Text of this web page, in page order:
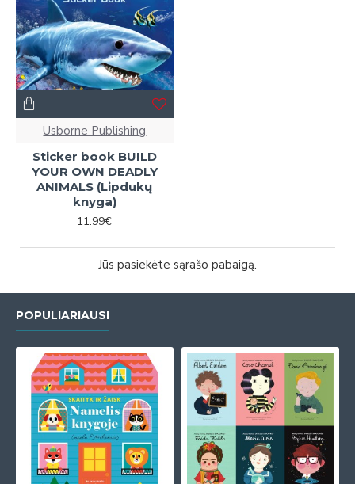
Usborne Publishing
Sticker book BUILD
YOUR OWN DEADLY
ANIMALS (Lipdukų
knyga)
11.99€
Jūs pasiekėte sąrašo pabaigą.
POPULIARIAUSI